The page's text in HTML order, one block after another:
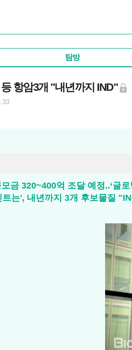
탐방
항암3개 "내년까지 IND"
금 320~400억 조달 예정..‘글
는', 내년까지 3개 후보물질